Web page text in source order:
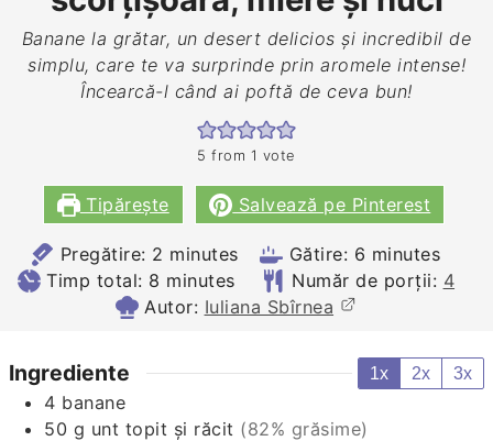
Banane la grătar, un desert delicios și incredibil de
simplu, care te va surprinde prin aromele intense!
Încearcă-l când ai poftă de ceva bun!
5 from 1 vote
Tipărește Salvează pe Pinterest
Pregătire: 2 minutes
minutes Gătire: 6 minutes
minutes
Timp total: 8 minutes
minutes Număr de porții: 4
Autor: Iuliana Sbîrnea
Ingrediente 1x 2x 3x
4 banane
50 g unt topit și răcit (82% grăsime)